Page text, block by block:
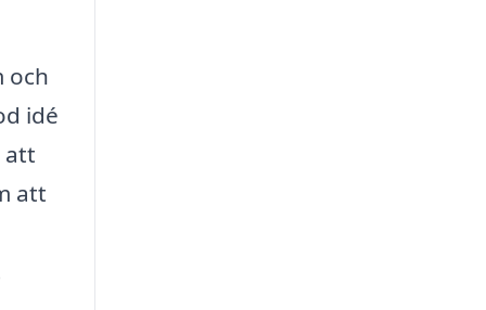
och
idé
att
att